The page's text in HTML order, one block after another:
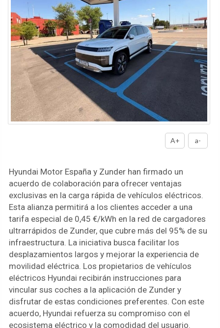
A+ a-
Hyundai Motor España y Zunder han firmado un
acuerdo de colaboración para ofrecer ventajas
exclusivas en la carga rápida de vehículos eléctricos.
Esta alianza permitirá a los clientes acceder a una
tarifa especial de 0,45 €/kWh en la red de cargadores
ultrarrápidos de Zunder, que cubre más del 95% de su
infraestructura. La iniciativa busca facilitar los
desplazamientos largos y mejorar la experiencia de
movilidad eléctrica. Los propietarios de vehículos
eléctricos Hyundai recibirán instrucciones para
vincular sus coches a la aplicación de Zunder y
disfrutar de estas condiciones preferentes. Con este
acuerdo, Hyundai refuerza su compromiso con el
ecosistema eléctrico y la comodidad del usuario.